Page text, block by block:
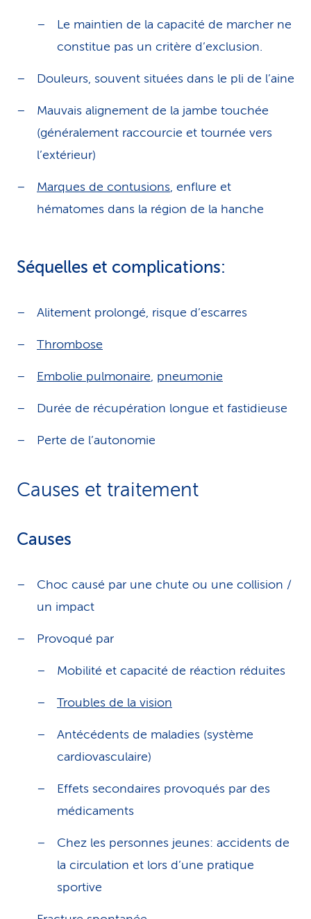
Le maintien de la capacité de marcher ne
constitue pas un critère d’exclusion.
Douleurs, souvent situées dans le pli de l’aine
Mauvais alignement de la jambe touchée
(généralement raccourcie et tournée vers
l’extérieur)
Marques de contusions, enflure et
hématomes dans la région de la hanche
Séquelles et complications:
Alitement prolongé, risque d’escarres
Thrombose
Embolie pulmonaire, pneumonie
Durée de récupération longue et fastidieuse
Perte de l’autonomie
Causes et traitement
Causes
Choc causé par une chute ou une collision /
un impact
Provoqué par
Mobilité et capacité de réaction réduites
Troubles de la vision
Antécédents de maladies (système
cardiovasculaire)
Effets secondaires provoqués par des
médicaments
Chez les personnes jeunes: accidents de
la circulation et lors d’une pratique
sportive